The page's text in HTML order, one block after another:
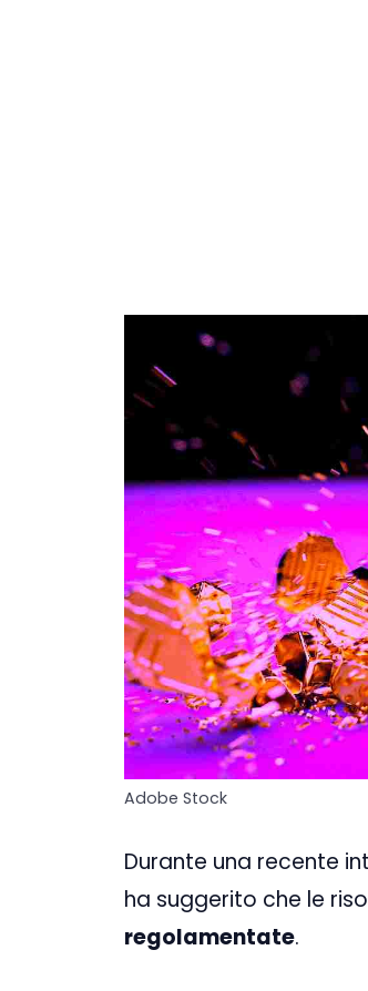
Adobe Stock
Durante una recente
ha suggerito che le
regolamentate.